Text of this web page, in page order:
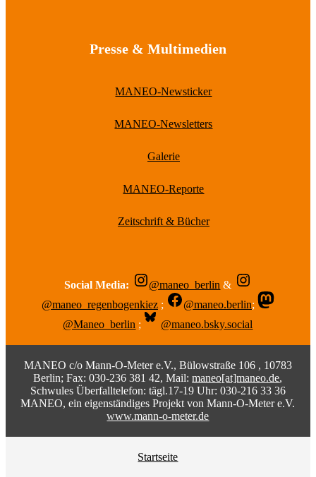
Presse & Multimedien
MANEO-Newsticker
MANEO-Newsletters
Galerie
MANEO-Reporte
Zeitschrift & Bücher
Social Media: @maneo_berlin &
@maneo_regenbogenkiez ; @maneo.berlin;
@Maneo_berlin ; @maneo.bsky.social
MANEO c/o Mann-O-Meter e.V., Bülowstraße 106 , 10783
Berlin; Fax: 030-236 381 42, Mail:maneo[at]maneo.de,
Schwules Überfalltelefon: tägl.17-19 Uhr: 030-216 33 36
MANEO, ein eigenständiges Projekt von Mann-O-Meter e.V.
www.mann-o-meter.de
Startseite